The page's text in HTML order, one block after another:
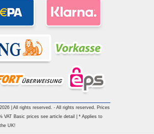
| All rights reserved. - All rights reserved. Prices
VAT Basic prices see article detail | * Applies to
UK!